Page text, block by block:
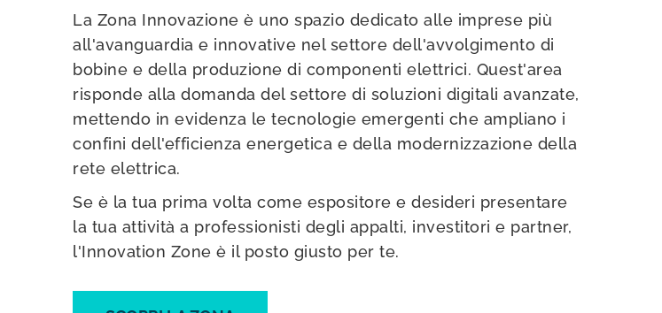
La Zona Innovazione è uno spazio dedicato alle imprese più
all'avanguardia e innovative nel settore dell'avvolgimento di
bobine e della produzione di componenti elettrici. Quest'area
risponde alla domanda del settore di soluzioni digitali avanzate,
mettendo in evidenza le tecnologie emergenti che ampliano i
confini dell'efficienza energetica e della modernizzazione della
rete elettrica.
Se è la tua prima volta come espositore e desideri presentare
la tua attività a professionisti degli appalti, investitori e partner,
l'Innovation Zone è il posto giusto per te.